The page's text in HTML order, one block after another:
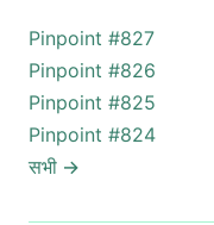
Pinpoint #827
Pinpoint #826
Pinpoint #825
Pinpoint #824
सभी →